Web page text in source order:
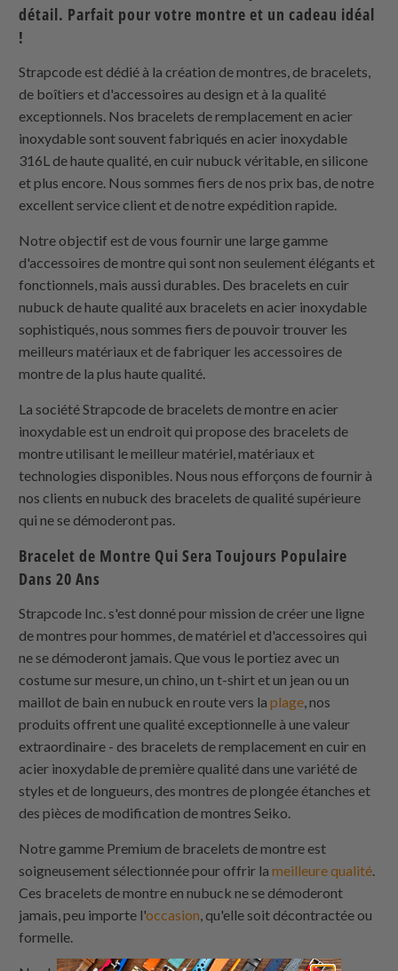
détail. Parfait pour votre montre et un cadeau idéal
!
Strapcode est dédié à la création de montres, de bracelets,
de boîtiers et d'accessoires au design et à la qualité
exceptionnels. Nos bracelets de remplacement en acier
inoxydable sont souvent fabriqués en acier inoxydable
316L de haute qualité, en cuir nubuck véritable, en silicone
et plus encore. Nous sommes fiers de nos prix bas, de notre
excellent service client et de notre expédition rapide.
Notre objectif est de vous fournir une large gamme
d'accessoires de montre qui sont non seulement élégants et
fonctionnels, mais aussi durables. Des bracelets en cuir
nubuck de haute qualité aux bracelets en acier inoxydable
sophistiqués, nous sommes fiers de pouvoir trouver les
meilleurs matériaux et de fabriquer les accessoires de
montre de la plus haute qualité.
La société Strapcode de bracelets de montre en acier
inoxydable est un endroit qui propose des bracelets de
montre utilisant le meilleur matériel, matériaux et
technologies disponibles. Nous nous efforçons de fournir à
nos clients en nubuck des bracelets de qualité supérieure
qui ne se démoderont pas.
Bracelet de Montre Qui Sera Toujours Populaire
Dans 20 Ans
Strapcode Inc. s'est donné pour mission de créer une ligne
de montres pour hommes, de matériel et d'accessoires qui
ne se démoderont jamais. Que vous le portiez avec un
costume sur mesure, un chino, un t-shirt et un jean ou un
maillot de bain en nubuck en route vers laplage, nos
produits offrent une qualité exceptionnelle à une valeur
extraordinaire - des bracelets de remplacement en cuir en
acier inoxydable de première qualité dans une variété de
styles et de longueurs, des montres de plongée étanches et
des pièces de modification de montres Seiko.
Notre gamme Premium de bracelets de montre est
soigneusement sélectionnée pour offrir lameilleure qualité.
Ces bracelets de montre en nubuck ne se démoderont
jamais, peu importe l'occasion, qu'elle soit décontractée ou
formelle.